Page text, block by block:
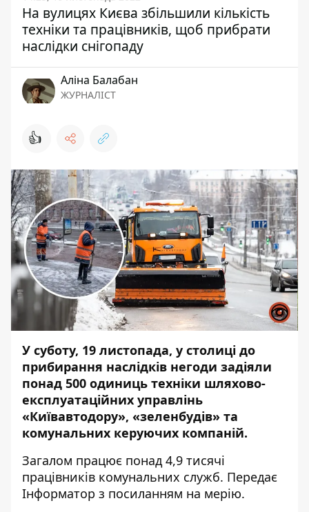
На вулицях Києва збільшили кількість
техніки та працівників, щоб прибрати
наслідки снігопаду
Аліна Балабан
ЖУРНАЛІСТ
👍
У суботу, 19 листопада, у столиці до
прибирання наслідків негоди задіяли
понад 500 одиниць техніки шляхово-
експлуатаційних управлінь
«Київавтодору», «зеленбудів» та
комунальних керуючих компаній.
Загалом працює понад 4,9 тисячі
працівників комунальних служб. Передає
Інформатор з посиланням на мерію.